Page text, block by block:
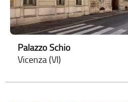
Palazzo Schio
Vicenza (VI)